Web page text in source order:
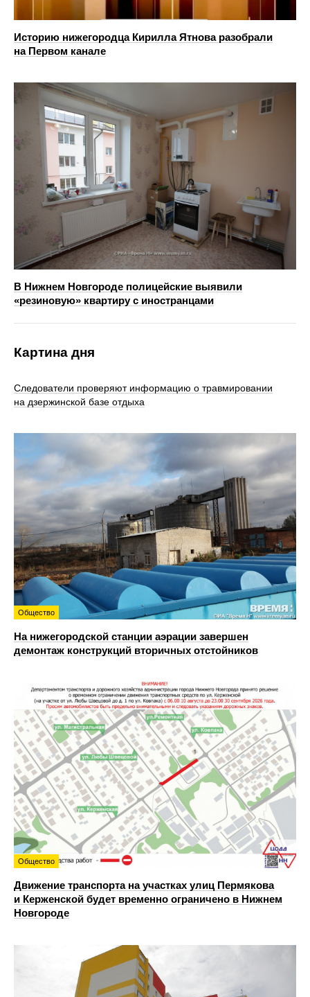
Историю нижегородца Кирилла Ятнова разобрали
на Первом канале
В Нижнем Новгороде полицейские выявили
«резиновую» квартиру с иностранцами
Картина дня
Следователи проверяют информацию о травмировании
на дзержинской базе отдыха
Общество
На нижегородской станции аэрации завершен
демонтаж конструкций вторичных отстойников
Общество
Движение транспорта на участках улиц Пермякова
и Керженской будет временно ограничено в Нижнем
Новгороде